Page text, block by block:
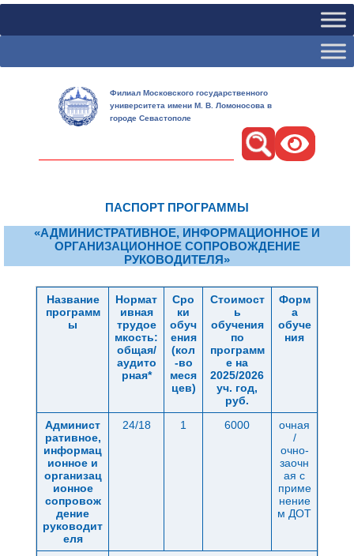
Филиал Московского государственного
университета имени М. В. Ломоносова в
городе Севастополе
ПАСПОРТ ПРОГРАММЫ
«АДМИНИСТРАТИВНОЕ, ИНФОРМАЦИОННОЕ И
ОРГАНИЗАЦИОННОЕ СОПРОВОЖДЕНИЕ
РУКОВОДИТЕЛЯ»
Название
программ
ы
Нормат
ивная
трудое
мкость:
общая/
аудито
рная*
Сро
ки
обуч
ения
(кол
-во
меся
цев)
Стоимост
ь
обучения
по
программ
е на
2025/2026
уч. год,
руб.
Форм
а
обуче
ния
Админист
ративное,
информац
ионное и
организац
ионное
сопровож
дение
руководит
еля
24/18 1 6000
очная
/
очно-
заочн
ая с
приме
нение
м ДОТ